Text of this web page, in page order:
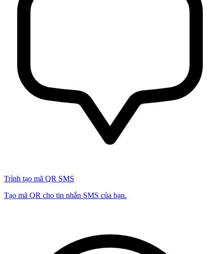
Trình tạo mã QR SMS
Tạo mã QR cho tin nhắn SMS của bạn.